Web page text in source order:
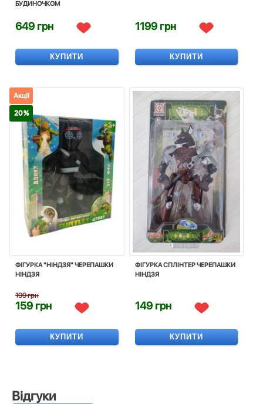
БУДИНОЧКОМ
649 грн
КУПИТИ
1199 грн
КУПИТИ
ФІГУРКА "НІНДЗЯ" ЧЕРЕПАШКИ
НІНДЗЯ
Акції
20 %
199 грн
159 грн
КУПИТИ
ФІГУРКА СПЛІНТЕР ЧЕРЕПАШКИ
НІНДЗЯ
149 грн
КУПИТИ
Відгуки